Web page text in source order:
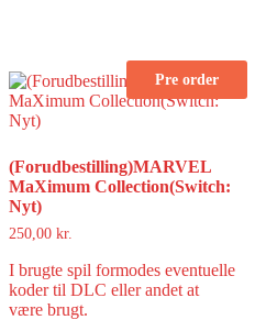
Pre order
(Forudbestilling)MARVEL
MaXimum Collection(Switch:
Nyt)
250,00 kr.
I brugte spil formodes eventuelle
koder til DLC eller andet at
være brugt.